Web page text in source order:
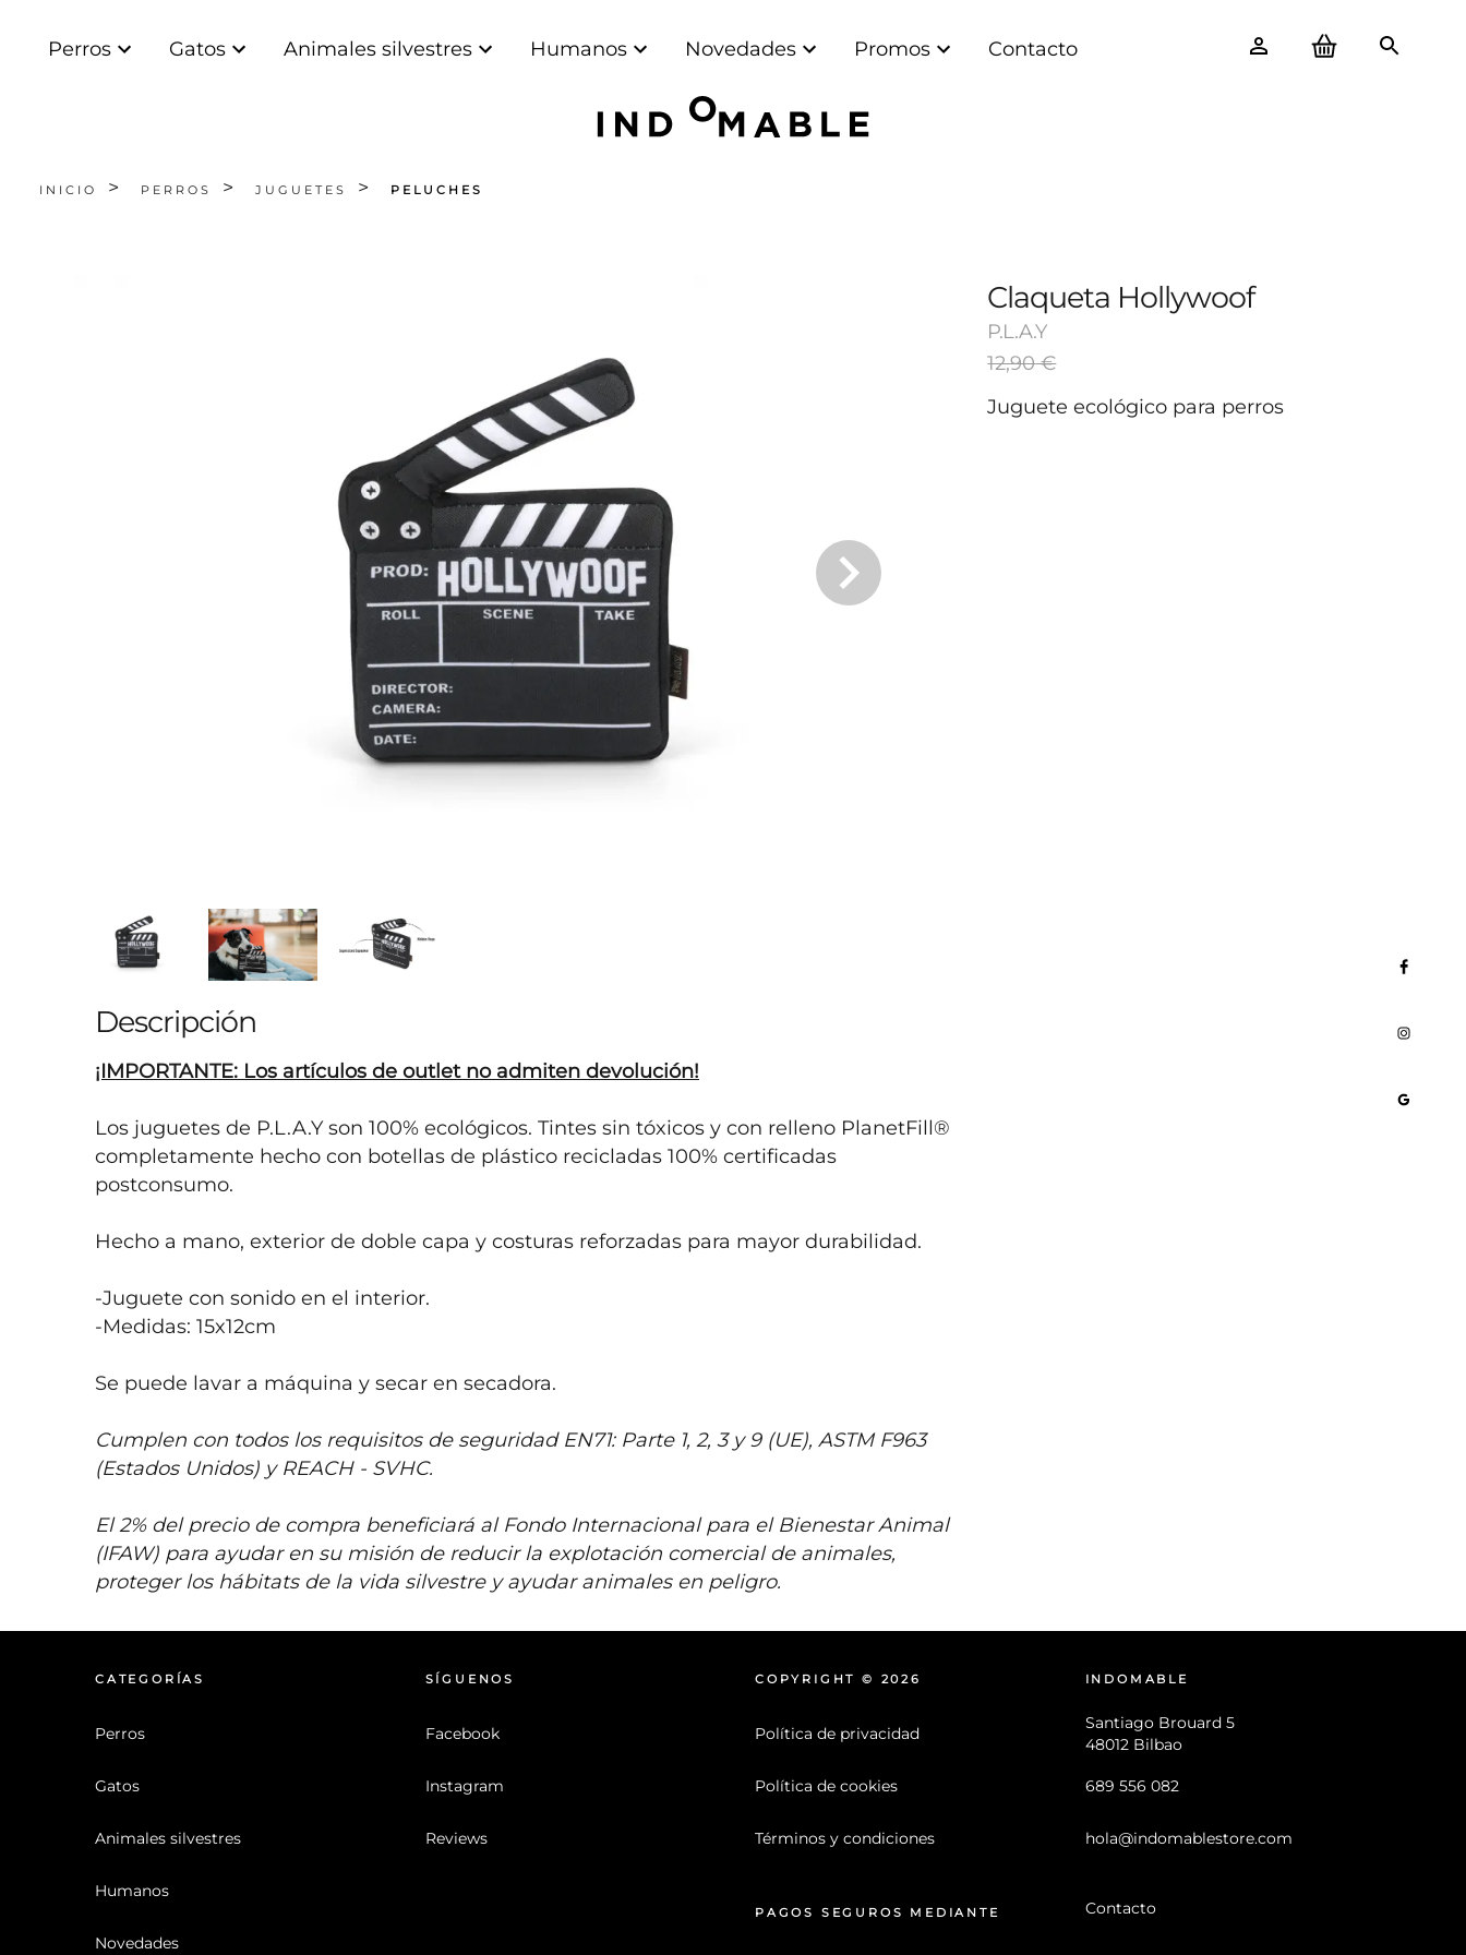
Perros Gatos Animales silvestres Humanos Novedades Promos Contacto
INICIO PERROS JUGUETES PELUCHES
Claqueta Hollywoof
P.L.A.Y
12,90€
Juguete ecológico para perros
Descripción
¡IMPORTANTE: Los artículos de outlet no admiten devolución!
Los juguetes de P.L.A.Y son 100% ecológicos. Tintes sin tóxicos y con relleno PlanetFill®
completamente hecho con botellas de plástico recicladas 100% certificadas
postconsumo.
Hecho a mano, exterior de doble capa y costuras reforzadas para mayor durabilidad.
-Juguete con sonido en el interior.
-Medidas: 15x12cm
Se puede lavar a máquina y secar en secadora.
Cumplen con todos los requisitos de seguridad EN71: Parte 1, 2, 3 y 9 (UE), ASTM F963
(Estados Unidos) y REACH - SVHC.
El 2% del precio de compra beneficiará al Fondo Internacional para el Bienestar Animal
(IFAW) para ayudar en su misión de reducir la explotación comercial de animales,
proteger los hábitats de la vida silvestre y ayudar animales en peligro.
CATEGORÍAS
Perros
Gatos
Animales silvestres
Humanos
Novedades
SÍGUENOS
Facebook
Instagram
Reviews
COPYRIGHT © 2026
Política de privacidad
Política de cookies
Términos y condiciones
PAGOS SEGUROS MEDIANTE
INDOMABLE
Santiago Brouard 5
48012 Bilbao
689 556 082
hola@indomablestore.com
Contacto